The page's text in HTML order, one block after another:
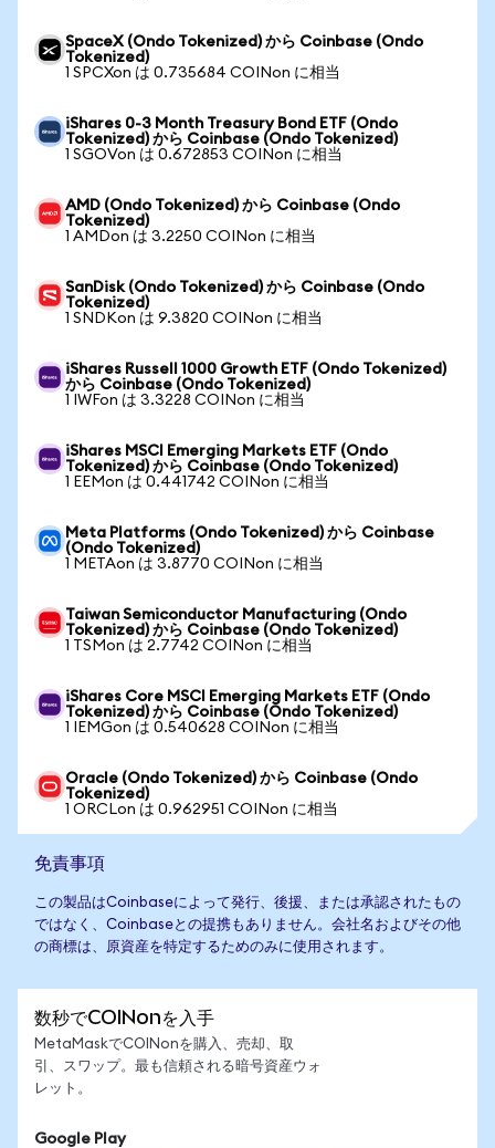
SpaceX (Ondo Tokenized) から Coinbase (Ondo
Tokenized)
1 SPCXon は 0.735684 COINon に相当
iShares 0-3 Month Treasury Bond ETF (Ondo
Tokenized) から Coinbase (Ondo Tokenized)
1 SGOVon は 0.672853 COINon に相当
AMD (Ondo Tokenized) から Coinbase (Ondo
Tokenized)
1 AMDon は 3.2250 COINon に相当
SanDisk (Ondo Tokenized) から Coinbase (Ondo
Tokenized)
1 SNDKon は 9.3820 COINon に相当
iShares Russell 1000 Growth ETF (Ondo Tokenized)
から Coinbase (Ondo Tokenized)
1 IWFon は 3.3228 COINon に相当
iShares MSCI Emerging Markets ETF (Ondo
Tokenized) から Coinbase (Ondo Tokenized)
1 EEMon は 0.441742 COINon に相当
Meta Platforms (Ondo Tokenized) から Coinbase
(Ondo Tokenized)
1 METAon は 3.8770 COINon に相当
Taiwan Semiconductor Manufacturing (Ondo
Tokenized) から Coinbase (Ondo Tokenized)
1 TSMon は 2.7742 COINon に相当
iShares Core MSCI Emerging Markets ETF (Ondo
Tokenized) から Coinbase (Ondo Tokenized)
1 IEMGon は 0.540628 COINon に相当
Oracle (Ondo Tokenized) から Coinbase (Ondo
Tokenized)
1 ORCLon は 0.962951 COINon に相当
免責事項
この製品はCoinbaseによって発行、後援、または承認されたもの
ではなく、Coinbaseとの提携もありません。会社名およびその他
の商標は、原資産を特定するためのみに使用されます。
数秒でCOINonを入手
MetaMaskでCOINonを購入、売却、取
引、スワップ。最も信頼される暗号資産ウォ
レット。
Google Play